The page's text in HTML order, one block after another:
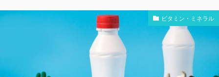
ビタミン・ミネラル